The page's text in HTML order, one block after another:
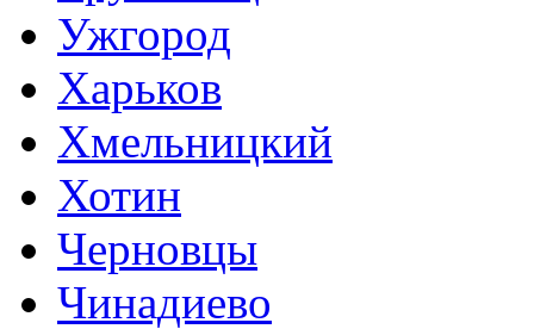
Ужгород
Харьков
Хмельницкий
Хотин
Черновцы
Чинадиево